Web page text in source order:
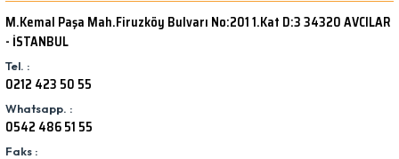
M.Kemal Paşa Mah.Firuzköy Bulvarı No:201 1.Kat D:3 34320 AVCILAR
- İSTANBUL
Tel. :
0212 423 50 55
Whatsapp. :
0542 486 51 55
Faks :